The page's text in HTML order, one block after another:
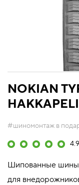
NOKIAN
#шиномонтаж в
Шипованные шины
для